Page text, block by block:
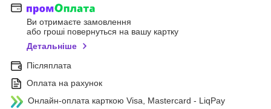
Ви отримаєте замовлення
або гроші повернуться на вашу картку
Детальніше
Післяплата
Оплата на рахунок
Онлайн-оплата карткою Visa, Mastercard - LiqPay